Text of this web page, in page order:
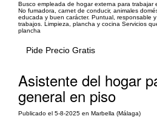
Busco empleada de hogar externa para trabajar
No fumadora, carnet de conducir, animales
educada y buen carácter. Puntual, responsable
trabajos. Limpieza, plancha y cocina Servicios
plancha
Pide Precio Gratis
Asistente del hogar
general en piso
Publicado el 5-8-2025 en Marbella (Málaga)